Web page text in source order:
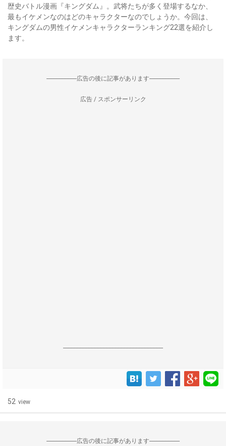
歴史バトル漫画『キングダム』。武将たちが多く登場するなか、
最もイケメンなのはどのキャラクターなのでしょうか。今回は、
キングダムの男性イケメンキャラクターランキング22選を紹介し
ます。
--------------------広告の後に記事があります--------------------
広告 / スポンサーリンク
------------------------------------------------------------------
52 view
--------------------広告の後に記事があります--------------------